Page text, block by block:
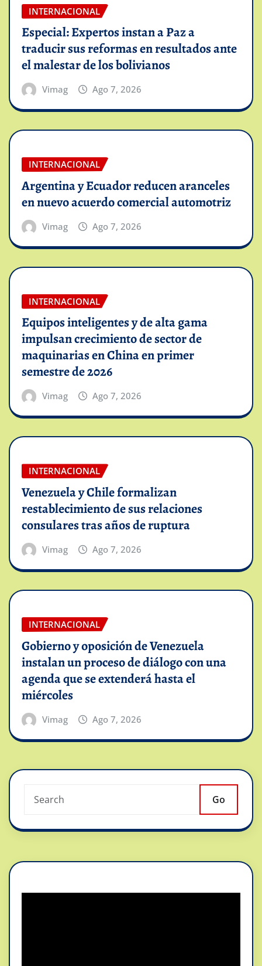
INTERNACIONAL
Especial: Expertos instan a Paz a
traducir sus reformas en resultados ante
el malestar de los bolivianos
Vimag Ago 7, 2026
INTERNACIONAL
Argentina y Ecuador reducen aranceles
en nuevo acuerdo comercial automotriz
Vimag Ago 7, 2026
INTERNACIONAL
Equipos inteligentes y de alta gama
impulsan crecimiento de sector de
maquinarias en China en primer
semestre de 2026
Vimag Ago 7, 2026
INTERNACIONAL
Venezuela y Chile formalizan
restablecimiento de sus relaciones
consulares tras años de ruptura
Vimag Ago 7, 2026
INTERNACIONAL
Gobierno y oposición de Venezuela
instalan un proceso de diálogo con una
agenda que se extenderá hasta el
miércoles
Vimag Ago 7, 2026
Go